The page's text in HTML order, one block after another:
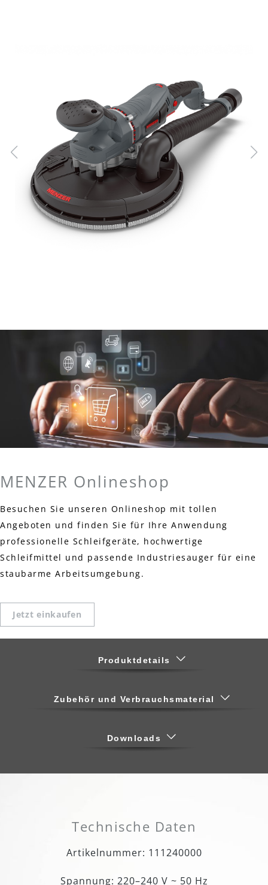
MENZER Onlineshop
Besuchen Sie unseren Onlineshop mit tollen
Angeboten und finden Sie für Ihre Anwendung
professionelle Schleifgeräte, hochwertige
Schleifmittel und passende Industriesauger für eine
staubarme Arbeitsumgebung.
Jetzt einkaufen
Produktdetails
Zubehör und Verbrauchsmaterial
Downloads
Technische Daten
Artikelnummer: 111240000
Spannung: 220–240 V ~ 50 Hz